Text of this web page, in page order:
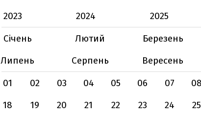
2023
2024 2025
Січень
Лютий Березень
Липень
Серпень Вересень
01
02 03 04 05 06 07 08
18
19 20 21 22 23 24 25